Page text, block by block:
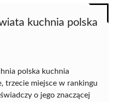
kuchnia polska
polska kuchnia
trzecie miejsce w rankingu
o jego znaczącej